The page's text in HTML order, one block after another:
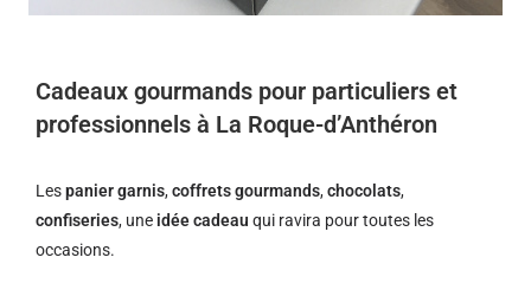
Cadeaux gourmands pour particuliers et
professionnels à La Roque-d’Anthéron
Lespanier garnis,coffrets gourmands,chocolats,
confiseries, une idée cadeau qui ravira pour toutes les
occasions.